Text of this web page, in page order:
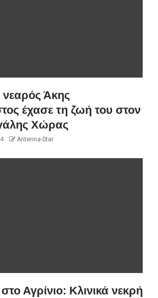
νεαρός Άκης
έχασε τη ζωή του στον
Χώρας
Antenna-Star
Αγρίνιο: Κλινικά νεκρή